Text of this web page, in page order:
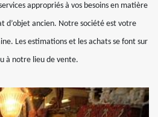
appropriés à vos besoins en matière
d’objet ancien. Notre société est votre
Les estimations et les achats se font sur
à notre lieu de vente.